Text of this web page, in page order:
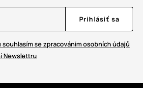
Prihlásiť sa
souhlasím se zpracováním osobních údajů
Newslettru